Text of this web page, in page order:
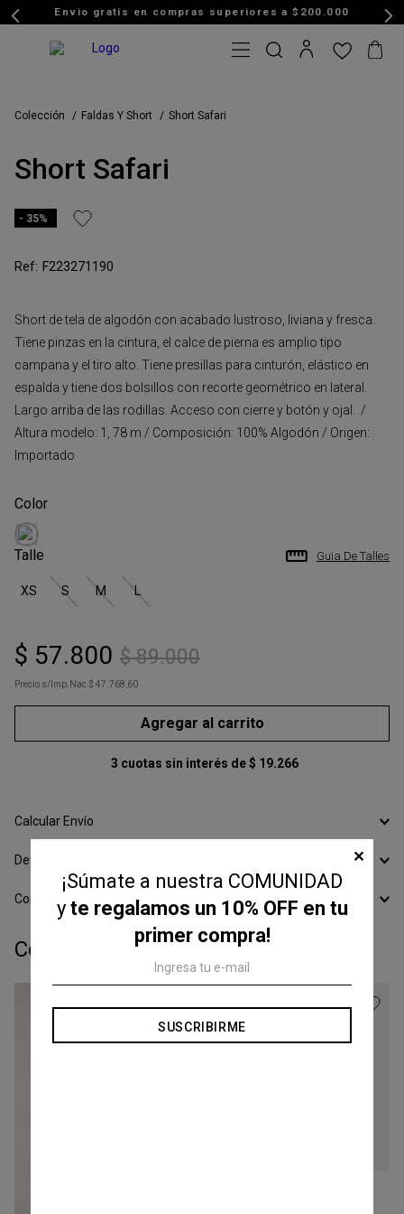
Envio gratis en compras superiores a $200.000
Colección Faldas Y Short Short Safari
Short Safari
35%
F223271190
Short de tela de algodón con acabado lustroso, liviana y fresca.
Tiene pinzas en la cintura, el calce de pierna es amplio tipo
campana y el tiro alto. Tiene presillas para cinturón, elástico en
espalda y tiene dos bolsillos con recorte geométrico en lateral.
Largo arriba de las rodillas. Acceso con cierre y botón y ojal. /
Altura modelo: 1, 78 m / Composición: 100% Algodón / Origen:
Importado
Talle
XS S M L
Guia De Talles
$ 57.800 $ 89.000
Precio s/Imp.Nac $ 47.768,60
Agregar al carrito
3 cuotas sin interés de $ 19.266
Calcular Envío
Devoluciones
Conocer todos los Medios de Pago
Completá tu look:
¡Súmate a nuestra COMUNIDAD
y te regalamos un 10% OFF en tu
primer compra!
SUSCRIBIRME
✕